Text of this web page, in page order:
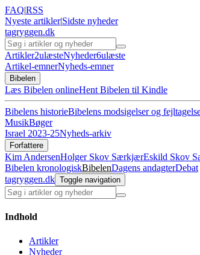
FAQ|RSS
Nyeste artikler|Sidste nyheder
tagryggen.dk
Artikler2ulæsteNyheder6ulæste
Artikel-emnerNyheds-emner
Bibelen
Læs Bibelen onlineHent Bibelen til Kindle
Bibelens historieBibelens modsigelser og
MusikBøger
Israel 2023-25Nyheds-arkiv
Forfattere
Kim AndersenHolger Skov SærkjærEskild Skov
Bibelen kronologiskBibelenDagens andagterDebat
tagryggen.dk Toggle navigation
Indhold
Artikler
Nyheder